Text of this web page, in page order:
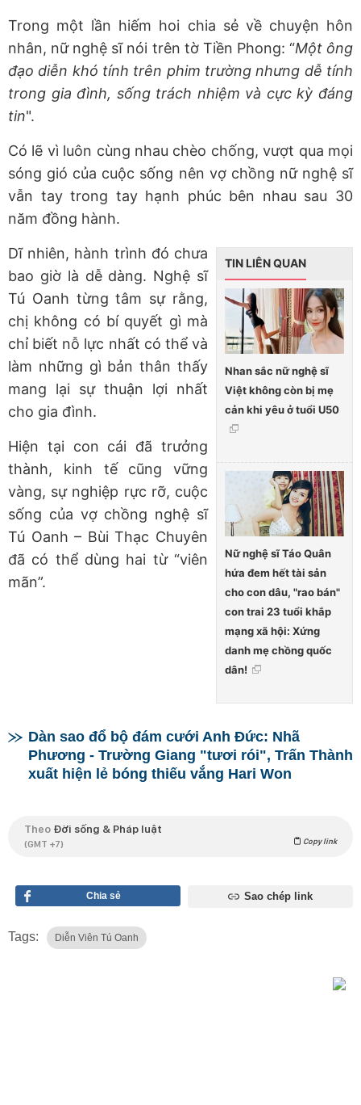
Trong một lần hiếm hoi chia sẻ về chuyện hôn
nhân, nữ nghệ sĩ nói trên tờ Tiền Phong: “Một ông
đạo diễn khó tính trên phim trường nhưng dễ tính
trong gia đình, sống trách nhiệm và cực kỳ đáng
tin".
Có lẽ vì luôn cùng nhau chèo chống, vượt qua mọi
sóng gió của cuộc sống nên vợ chồng nữ nghệ sĩ
vẫn tay trong tay hạnh phúc bên nhau sau 30
năm đồng hành.
TIN LIÊN QUAN
Nhan sắc nữ nghệ sĩ
Việt không còn bị mẹ
cản khi yêu ở tuổi U50
Nữ nghệ sĩ Táo Quân
hứa đem hết tài sản
cho con dâu, "rao bán"
con trai 23 tuổi khắp
mạng xã hội: Xứng
danh mẹ chồng quốc
dân!
Dĩ nhiên, hành trình đó chưa
bao giờ là dễ dàng. Nghệ sĩ
Tú Oanh từng tâm sự rằng,
chị không có bí quyết gì mà
chỉ biết nỗ lực nhất có thể và
làm những gì bản thân thấy
mang lại sự thuận lợi nhất
cho gia đình.
Hiện tại con cái đã trưởng
thành, kinh tế cũng vững
vàng, sự nghiệp rực rỡ, cuộc
sống của vợ chồng nghệ sĩ
Tú Oanh – Bùi Thạc Chuyên
đã có thể dùng hai từ “viên
mãn”.
Dàn sao đổ bộ đám cưới Anh Đức: Nhã
Phương - Trường Giang "tươi rói", Trấn Thành
xuất hiện lẻ bóng thiếu vắng Hari Won
Theo Đời sống & Pháp luật
(GMT +7) Copy link
Chia sẻ Sao chép link
Tags: Diễn Viên Tú Oanh